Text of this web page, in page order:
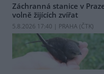
Záchranná stanice v
volně žijících zvířat
5.8.2026 17:40 | PRAHA (ČTK)